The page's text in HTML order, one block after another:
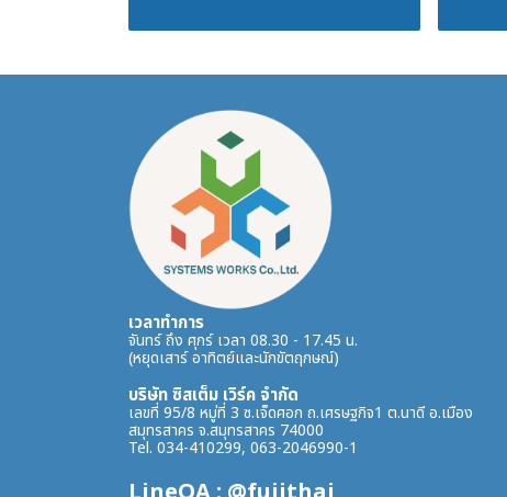
เวลาทำการ
จันทร์ ถึง ศุกร์ เวลา 08.30 - 17.45 น.
(หยุดเสาร์ อาทิตย์และนักขัตฤกษณ์)
บริษัท ซิสเต็ม เวิร์ค จำกัด
เลขที่ 95/8 หมู่ที่ 3 ซ.เจ็ดศอก ถ.เศรษฐกิจ1 ต.นาดี อ.เมือง
สมุทรสาคร จ.สมุทรสาคร 74000
Tel. 034-410299, 063-2046990-1